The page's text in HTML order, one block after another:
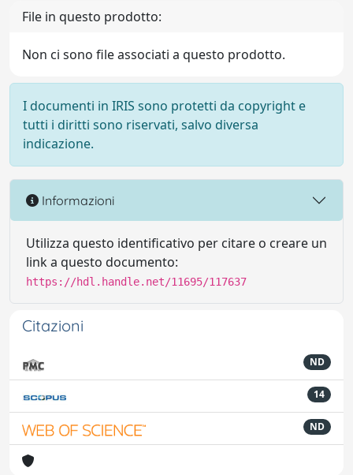
File in questo prodotto:
Non ci sono file associati a questo prodotto.
I documenti in IRIS sono protetti da copyright e
tutti i diritti sono riservati, salvo diversa
indicazione.
Informazioni
Utilizza questo identificativo per citare o creare un
link a questo documento:
https://hdl.handle.net/11695/117637
Citazioni
ND
14
ND